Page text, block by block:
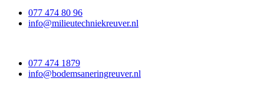
077 474 80 96
info@milieutechniekreuver.nl
077 474 1879
info@bodemsaneringreuver.nl